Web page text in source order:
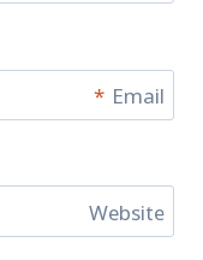
Email
*
Website